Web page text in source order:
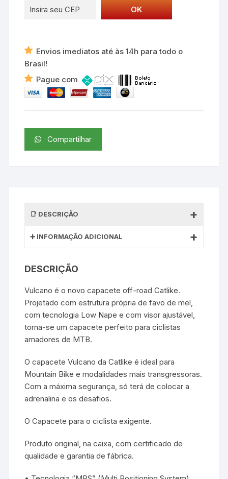
Envios imediatos até às 14h para todo o
Brasil!
Pague com
Compartilhar
DESCRIÇÃO
INFORMAÇÃO ADICIONAL
DESCRIÇÃO
Vulcano é o novo capacete off-road Catlike.
Projetado com estrutura própria de favo de mel,
com tecnologia Low Nape e com visor ajustável,
torna-se um capacete perfeito para ciclistas
amadores de MTB.
O capacete Vulcano da Catlike é ideal para
Mountain Bike e modalidades mais transgressoras.
Com a máxima segurança, só terá de colocar a
adrenalina e os desafios.
O Capacete para o ciclista exigente.
Produto original, na caixa, com certificado de
qualidade e garantia de fábrica.